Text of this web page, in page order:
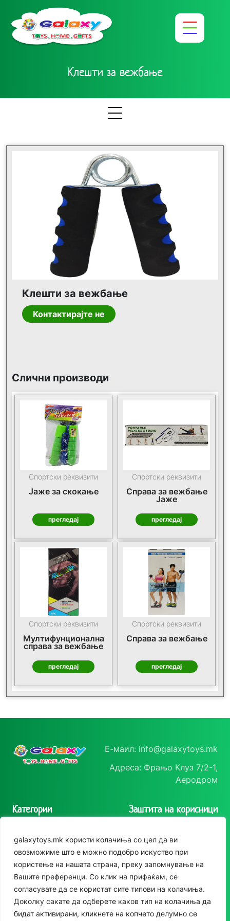
galaxytoys.mk користи колачиња со цел да ви
овозможиме што е можно подобро искуство при
користење на нашата страна, преку запомнување на
Вашите преференци. Со клик на прифаќам, се
согласувате да се користат сите типови на колачиња.
Доколку сакате да одберете каков тип на колачиња да
бидат активирани, кликнете на копчето делумно се
Клешти за вежбање
Клешти за вежбање
Контактирајте не
Слични производи
Спортски реквизити
Јаже за скокање
прегледај
Спортски реквизити
Справа за вежбање
Јаже
прегледај
Спортски реквизити
Мултифунционална
справа за вежбање
прегледај
Спортски реквизити
Справа за вежбање
прегледај
Е-маил: info@galaxytoys.mk
Адреса: Фрањо Клуз 7/2-1,
Аеродром
Категории
Сезонска опрема
Друштвени игри
За двор
Едукативни
Заштита на корисници
приватност
Политика за колачиња
Следете нè
Instagram
Facebook